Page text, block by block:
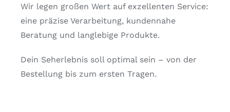
Wir legen großen Wert auf exzellenten Service:
eine präzise Verarbeitung, kundennahe
Beratung und langlebige Produkte.
Dein Seherlebnis soll optimal sein – von der
Bestellung bis zum ersten Tragen.